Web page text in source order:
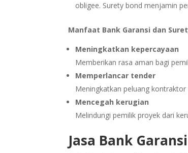
obligee. Surety bond menjamin
Manfaat Bank Garansi dan
Meningkatkan kepercayaan
Memberikan rasa aman bagi
Memperlancar tender
Meningkatkan peluang
Mencegah kerugian
Melindungi pemilik proyek dari
Jasa Bank